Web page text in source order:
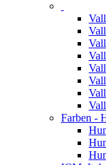
Farben -